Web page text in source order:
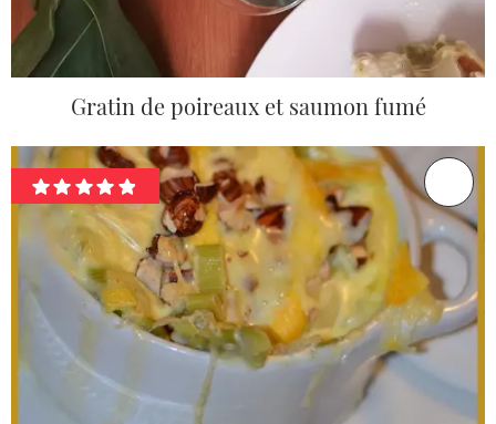
Gratin de poireaux et saumon fumé